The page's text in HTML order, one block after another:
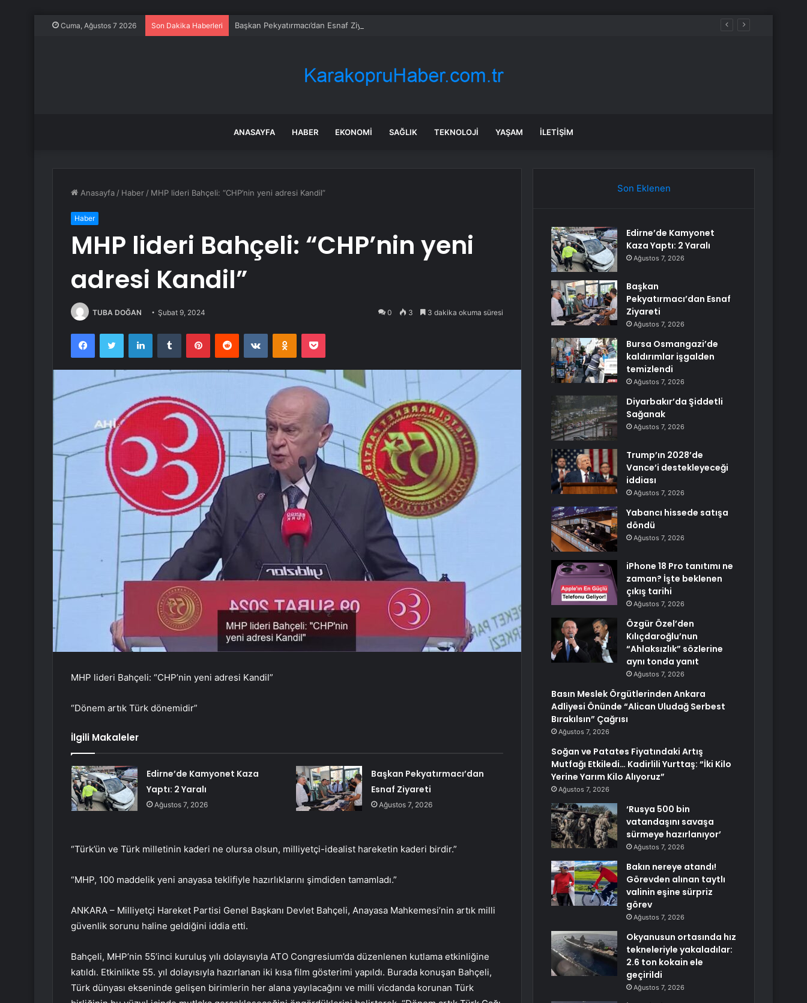
Cuma, Ağustos 7 2026 Son Dakika Haberleri Başkan Pekyatırmacı’dan Esnaf Ziyareti
ANASAYFA HABER EKONOMI SAĞLIK TEKNOLOJI YAŞAM İLETIŞIM
Anasayfa / Haber / MHP lideri Bahçeli: “CHP’nin yeni adresi Kandil”
Haber
MHP lideri Bahçeli: “CHP’nin yeni
adresi Kandil”
TUBA DOĞAN Şubat 9, 2024 0 3 3 dakika okuma süresi
FacebookTwitter LinkedInTumblr PinterestReddit VKontakteOdnoklassniki
Pocket
MHP lideri Bahçeli: “CHP’nin yeni adresi Kandil”
“Dönem artık Türk dönemidir”
İlgili Makaleler
Edirne’de Kamyonet Kaza
Yaptı: 2 Yaralı
Ağustos 7, 2026
Başkan Pekyatırmacı’dan
Esnaf Ziyareti
Ağustos 7, 2026
“Türk’ün ve Türk milletinin kaderi ne olursa olsun, milliyetçi-idealist hareketin kaderi birdir.”
“MHP, 100 maddelik yeni anayasa teklifiyle hazırlıklarını şimdiden tamamladı.”
ANKARA – Milliyetçi Hareket Partisi Genel Başkanı Devlet Bahçeli, Anayasa Mahkemesi’nin artık milli
güvenlik sorunu haline geldiğini iddia etti.
Bahçeli, MHP’nin 55’inci kuruluş yılı dolayısıyla ATO Congresium’da düzenlenen kutlama etkinliğine
katıldı. Etkinlikte 55. yıl dolayısıyla hazırlanan iki kısa film gösterimi yapıldı. Burada konuşan Bahçeli,
Türk dünyası ekseninde gelişen birimlerin her alana yayılacağını ve milli vicdanda korunan Türk
Son Eklenen
Edirne’de Kamyonet
Kaza Yaptı: 2 Yaralı
Ağustos 7, 2026
Başkan
Pekyatırmacı’dan Esnaf
Ziyareti
Ağustos 7, 2026
Bursa Osmangazi’de
kaldırımlar işgalden
temizlendi
Ağustos 7, 2026
Diyarbakır’da Şiddetli
Sağanak
Ağustos 7, 2026
Trump’ın 2028’de
Vance’i destekleyeceği
iddiası
Ağustos 7, 2026
Yabancı hissede satışa
döndü
Ağustos 7, 2026
iPhone 18 Pro tanıtımı ne
zaman? İşte beklenen
çıkış tarihi
Ağustos 7, 2026
Özgür Özel’den
Kılıçdaroğlu’nun
“Ahlaksızlık” sözlerine
aynı tonda yanıt
Ağustos 7, 2026
Basın Meslek Örgütlerinden Ankara
Adliyesi Önünde “Alican Uludağ Serbest
Bırakılsın” Çağrısı
Ağustos 7, 2026
Soğan ve Patates Fiyatındaki Artış
Mutfağı Etkiledi… Kadirlili Yurttaş: “İki Kilo
Yerine Yarım Kilo Alıyoruz”
Ağustos 7, 2026
‘Rusya 500 bin
vatandaşını savaşa
sürmeye hazırlanıyor’
Ağustos 7, 2026
Bakın nereye atandı!
Görevden alınan taytlı
valinin eşine sürpriz
görev
Ağustos 7, 2026
Okyanusun ortasında hız
tekneleriyle yakaladılar:
2.6 ton kokain ele
geçirildi
Ağustos 7, 2026